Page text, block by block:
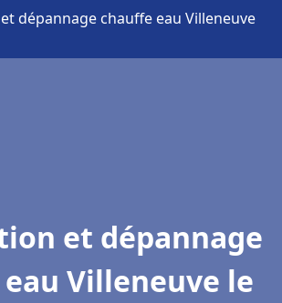
dépannage chauffe eau Villeneuve
et dépannage
Villeneuve le